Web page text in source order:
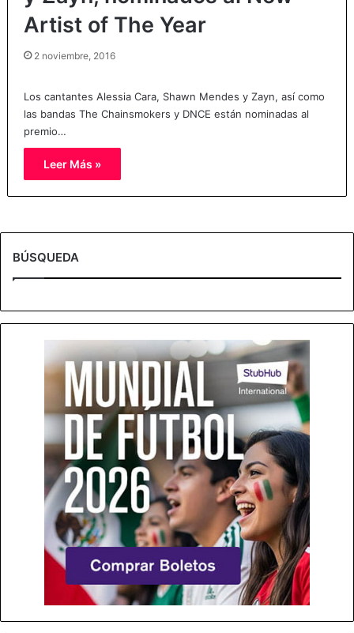
Artist of The Year
2 noviembre, 2016
Los cantantes Alessia Cara, Shawn Mendes y Zayn, así como
las bandas The Chainsmokers y DNCE están nominadas al
premio…
Leer Más »
BÚSQUEDA